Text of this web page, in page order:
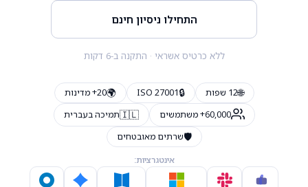
התחילו ניסיון חינם
ללא כרטיס אשראי · התקנה ב-6 דקות
🌐12 שפות 🔒
ISO 27001
🌍20+ מדינות
60,000+ משתמשים
🇮🇱תמיכה בעברית
🛡️שרתים מאובטחים
אינטגרציות: